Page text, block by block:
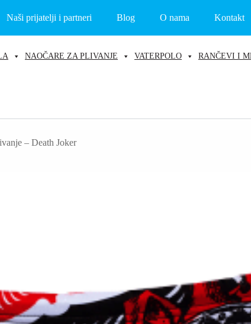
Naši prijatelji i partneri Blog O nama Kontakt
NAOČARE ZA PLIVANJE VATERPOLO RANČEVI I
– Death Joker